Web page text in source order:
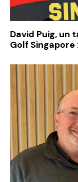
David Puig, un
Golf